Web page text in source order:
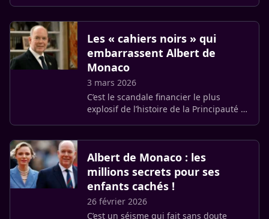
Les « cahiers noirs » qui
embarrassent Albert de
Monaco
3 mars 2026
C’est le scandale financier le plus
explosif de l’histoire de la Principauté !
Albert de Monaco : les
millions secrets pour ses
enfants cachés !
26 février 2026
C’est un séisme qui fait sans doute